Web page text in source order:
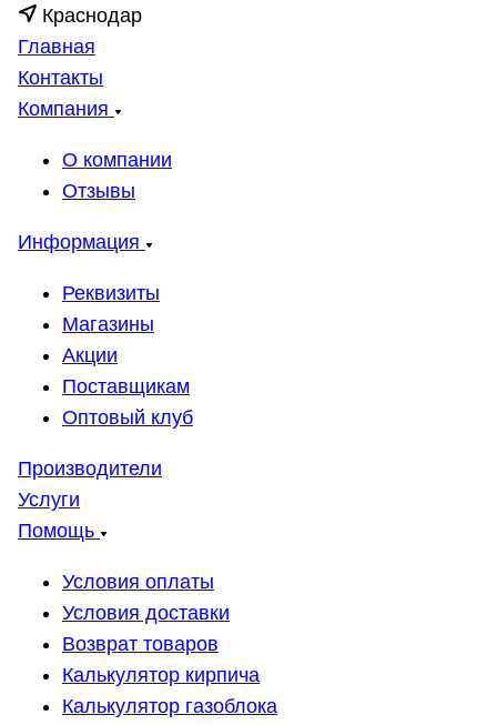
Краснодар
Главная
Контакты
Компания
О компании
Отзывы
Информация
Реквизиты
Магазины
Акции
Поставщикам
Оптовый клуб
Производители
Услуги
Помощь
Условия оплаты
Условия доставки
Возврат товаров
Калькулятор кирпича
Калькулятор газоблока